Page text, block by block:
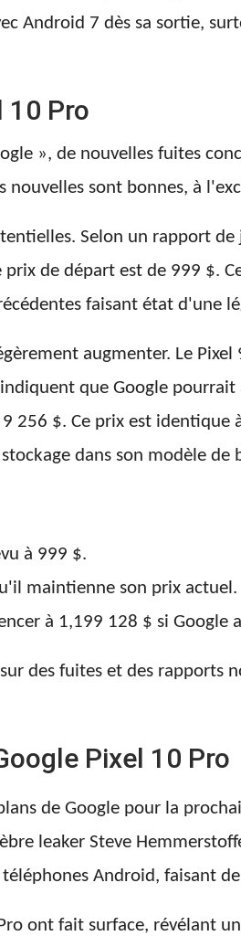
Android 7 dès sa sortie,
10 Pro
», de nouvelles fuites
nouvelles sont bonnes, à
Selon un rapport
de départ est de 999 $.
faisant état d'une
augmenter. Le
que Google
$. Ce prix est identique
dans son modèle
à 999 $.
maintienne son prix actuel.
à 1,199 128 $ si Google
des fuites et des
Pixel 10 Pro
de Google pour la
leaker Steve
Android, faisant
ont fait surface, révélant